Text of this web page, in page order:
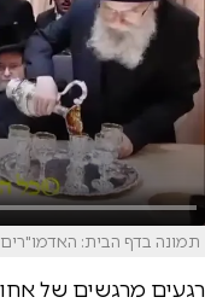
תמונה בדף הבית: האדמו"רים
רגעים מרגשים של